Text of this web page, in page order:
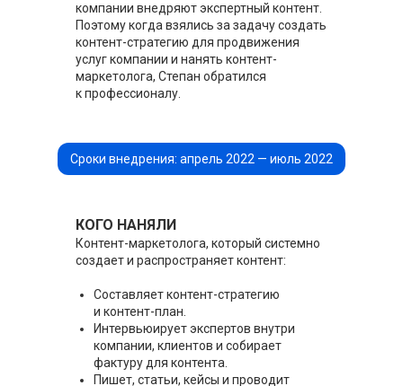
компании внедряют экспертный контент.
Поэтому когда взялись за задачу создать
контент-стратегию для продвижения
услуг компании и нанять контент-
маркетолога, Степан обратился
к профессионалу.
Сроки внедрения: апрель 2022 — июль 2022
КОГО НАНЯЛИ
Контент-маркетолога, который системно
создает и распространяет контент:
Составляет контент-стратегию
и контент-план.
Интервьюирует экспертов внутри
компании, клиентов и собирает
фактуру для контента.
Пишет, статьи, кейсы и проводит